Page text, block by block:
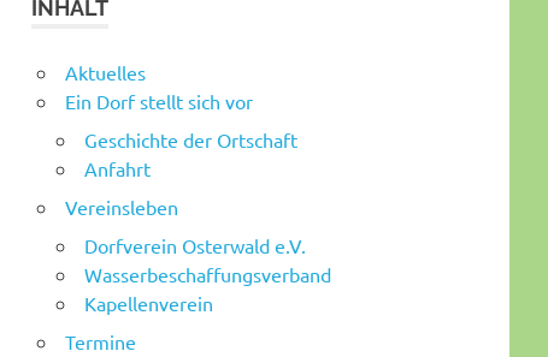
INHALT
Aktuelles
Ein Dorf stellt sich vor
Geschichte der Ortschaft
Anfahrt
Vereinsleben
Dorfverein Osterwald e.V.
Wasserbeschaffungsverband
Kapellenverein
Termine